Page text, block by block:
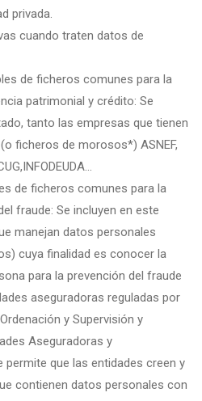
privada.
cuando traten datos de
de ficheros comunes para la
patrimonial y crédito: Se
tanto las empresas que tienen
ficheros de morosos*) ASNEF,
de ficheros comunes para la
fraude: Se incluyen en este
manejan datos personales
cuya finalidad es conocer la
para la prevención del fraude
aseguradoras reguladas por
y Supervisión y
Aseguradoras y
permite que las entidades creen y
contienen datos personales con